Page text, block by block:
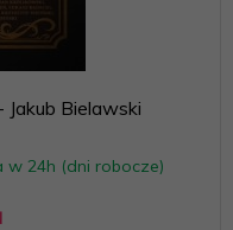
Bielawski
w 24h (dni robocze)